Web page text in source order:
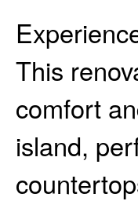
This
comfort
island,